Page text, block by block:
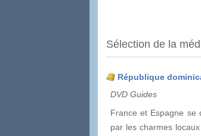
Sélection de la
République
DVD Guides
France et Espagne se
par les charmes